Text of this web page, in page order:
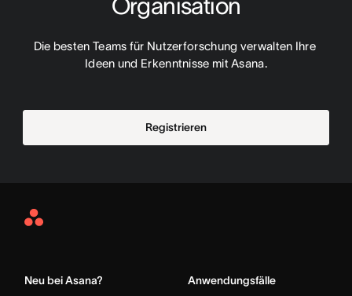
Organisation
Die besten Teams für Nutzerforschung verwalten Ihre
Ideen und Erkenntnisse mit Asana.
Registrieren
Asana
Neu bei Asana? Anwendungsfälle